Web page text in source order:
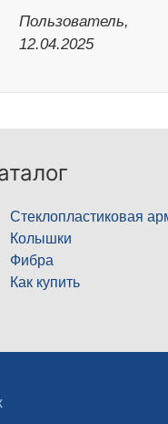
Пользователь,
12.04.2025
Стеклопластиковая
Колышки
Фибра
Как купить